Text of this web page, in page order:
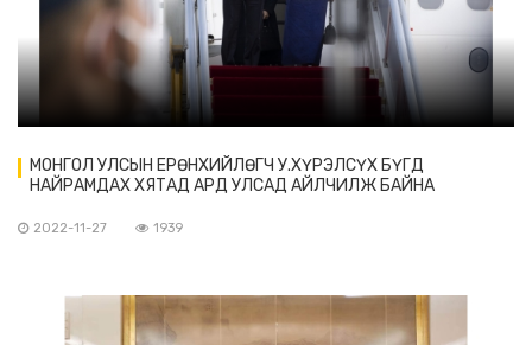
МОНГОЛ УЛСЫН ЕРӨНХИЙЛӨГЧ У.ХҮРЭЛСҮХ БҮГД
НАЙРАМДАХ ХЯТАД АРД УЛСАД АЙЛЧИЛЖ БАЙНА
2022-11-27 1939